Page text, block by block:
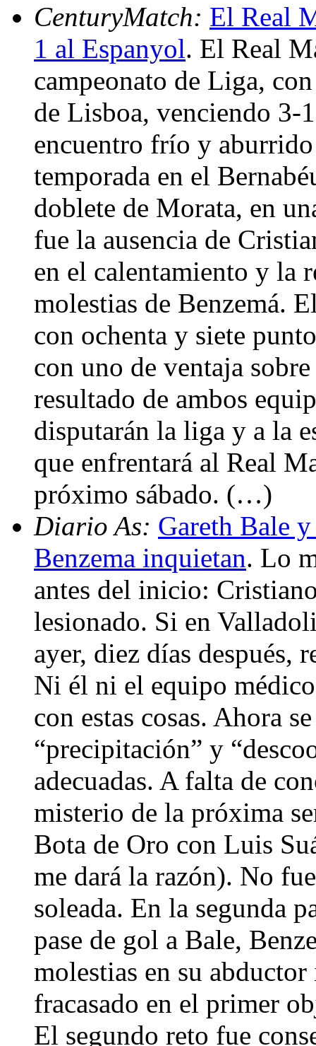
CenturyMatch: El Real
1 al Espanyol. El Real
campeonato de Liga,
de Lisboa, venciendo 3-
encuentro frío y
temporada en el
doblete de Morata, en
fue la ausencia de
en el calentamiento y la
molestias de Benzemá.
con ochenta y siete
con uno de ventaja
resultado de ambos
disputarán la liga y a la
que enfrentará al Real
próximo sábado. (…)
Diario As: Gareth Bale
Benzema inquietan. Lo
antes del inicio:
lesionado. Si en
ayer, diez días después,
Ni él ni el equipo
con estas cosas. Ahora
“precipitación” y
adecuadas. A falta de
misterio de la próxima
Bota de Oro con Luis
me dará la razón). No
soleada. En la segunda
pase de gol a Bale,
molestias en su
fracasado en el primer
El segundo reto fue